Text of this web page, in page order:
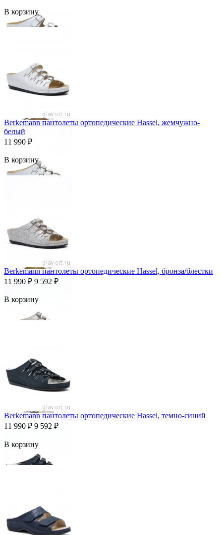
В корзину
Berkemann пантолеты ортопедические Hassel, жемчужно-
белый
11 990 ₽
В корзину
Berkemann пантолеты ортопедические Hassel, бронза/блестки
11 990 ₽ 9 592 ₽
В корзину
Berkemann пантолеты ортопедические Hassel, темно-синий
11 990 ₽ 9 592 ₽
В корзину